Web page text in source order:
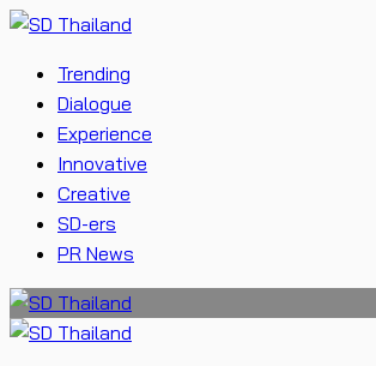
Trending
Dialogue
Experience
Innovative
Creative
SD-ers
PR News